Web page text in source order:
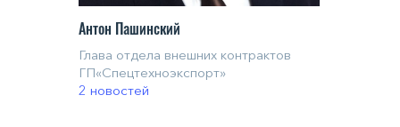
Антон Пашинский
Глава отдела внешних контрактов
ГП«Спецтехноэкспорт»
2 новостей